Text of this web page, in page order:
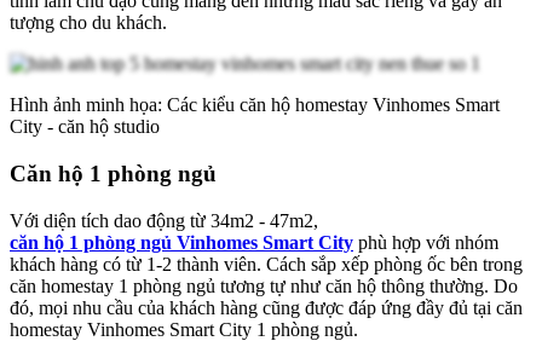
tượng cho du khách.
Hình ảnh minh họa: Các kiểu căn hộ homestay Vinhomes Smart
City - căn hộ studio
Căn hộ 1 phòng ngủ
Với diện tích dao động từ 34m2 - 47m2,
căn hộ 1 phòng ngủ Vinhomes Smart City phù hợp với nhóm
khách hàng có từ 1-2 thành viên. Cách sắp xếp phòng ốc bên trong
căn homestay 1 phòng ngủ tương tự như căn hộ thông thường. Do
đó, mọi nhu cầu của khách hàng cũng được đáp ứng đầy đủ tại căn
homestay Vinhomes Smart City 1 phòng ngủ.